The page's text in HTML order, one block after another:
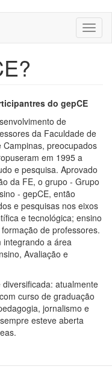
do gepCE
de
da Faculdade de
Campinas, preocupados
em 1995 a
e pesquisa. Aprovado
da FE, o grupo - Grupo
- gepCE, então
e pesquisas nos eixos
e tecnológica; ensino
de professores.
integrando a área
Avaliação e
atualmente
curso de graduação
jornalismo e
esteve aberta